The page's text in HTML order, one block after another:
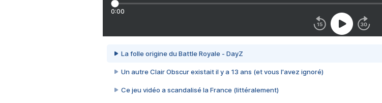
0:00
La folle origine du Battle Royale - DayZ
Un autre Clair Obscur existait il y a 13 ans (et vous l'avez ignoré)
Ce jeu vidéo a scandalisé la France (littéralement)